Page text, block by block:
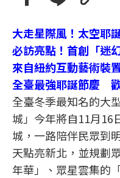
大走星際風！太空耶
必訪亮點！首創「迷
來自紐約互動藝術裝
全臺最強耶誕節慶
全臺冬季最知名的大
城」今年將自11月16
城，一路陪伴民眾到
天點亮新北，並規劃
年華」、眾星雲集的